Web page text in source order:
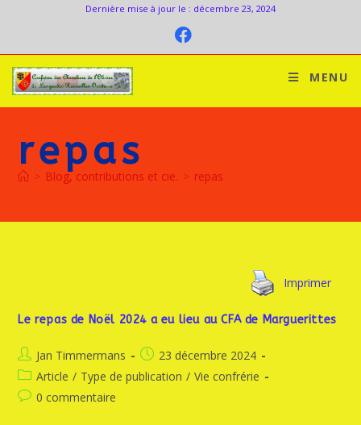
Dernière mise à jour le : décembre 23, 2024
MENU
repas
> Blog, contributions et cie. > repas
Imprimer
Le repas de Noël 2024 a eu lieu au CFA de Marguerittes
Jan Timmermans
23 décembre 2024
Article / Type de publication / Vie confrérie
0 commentaire